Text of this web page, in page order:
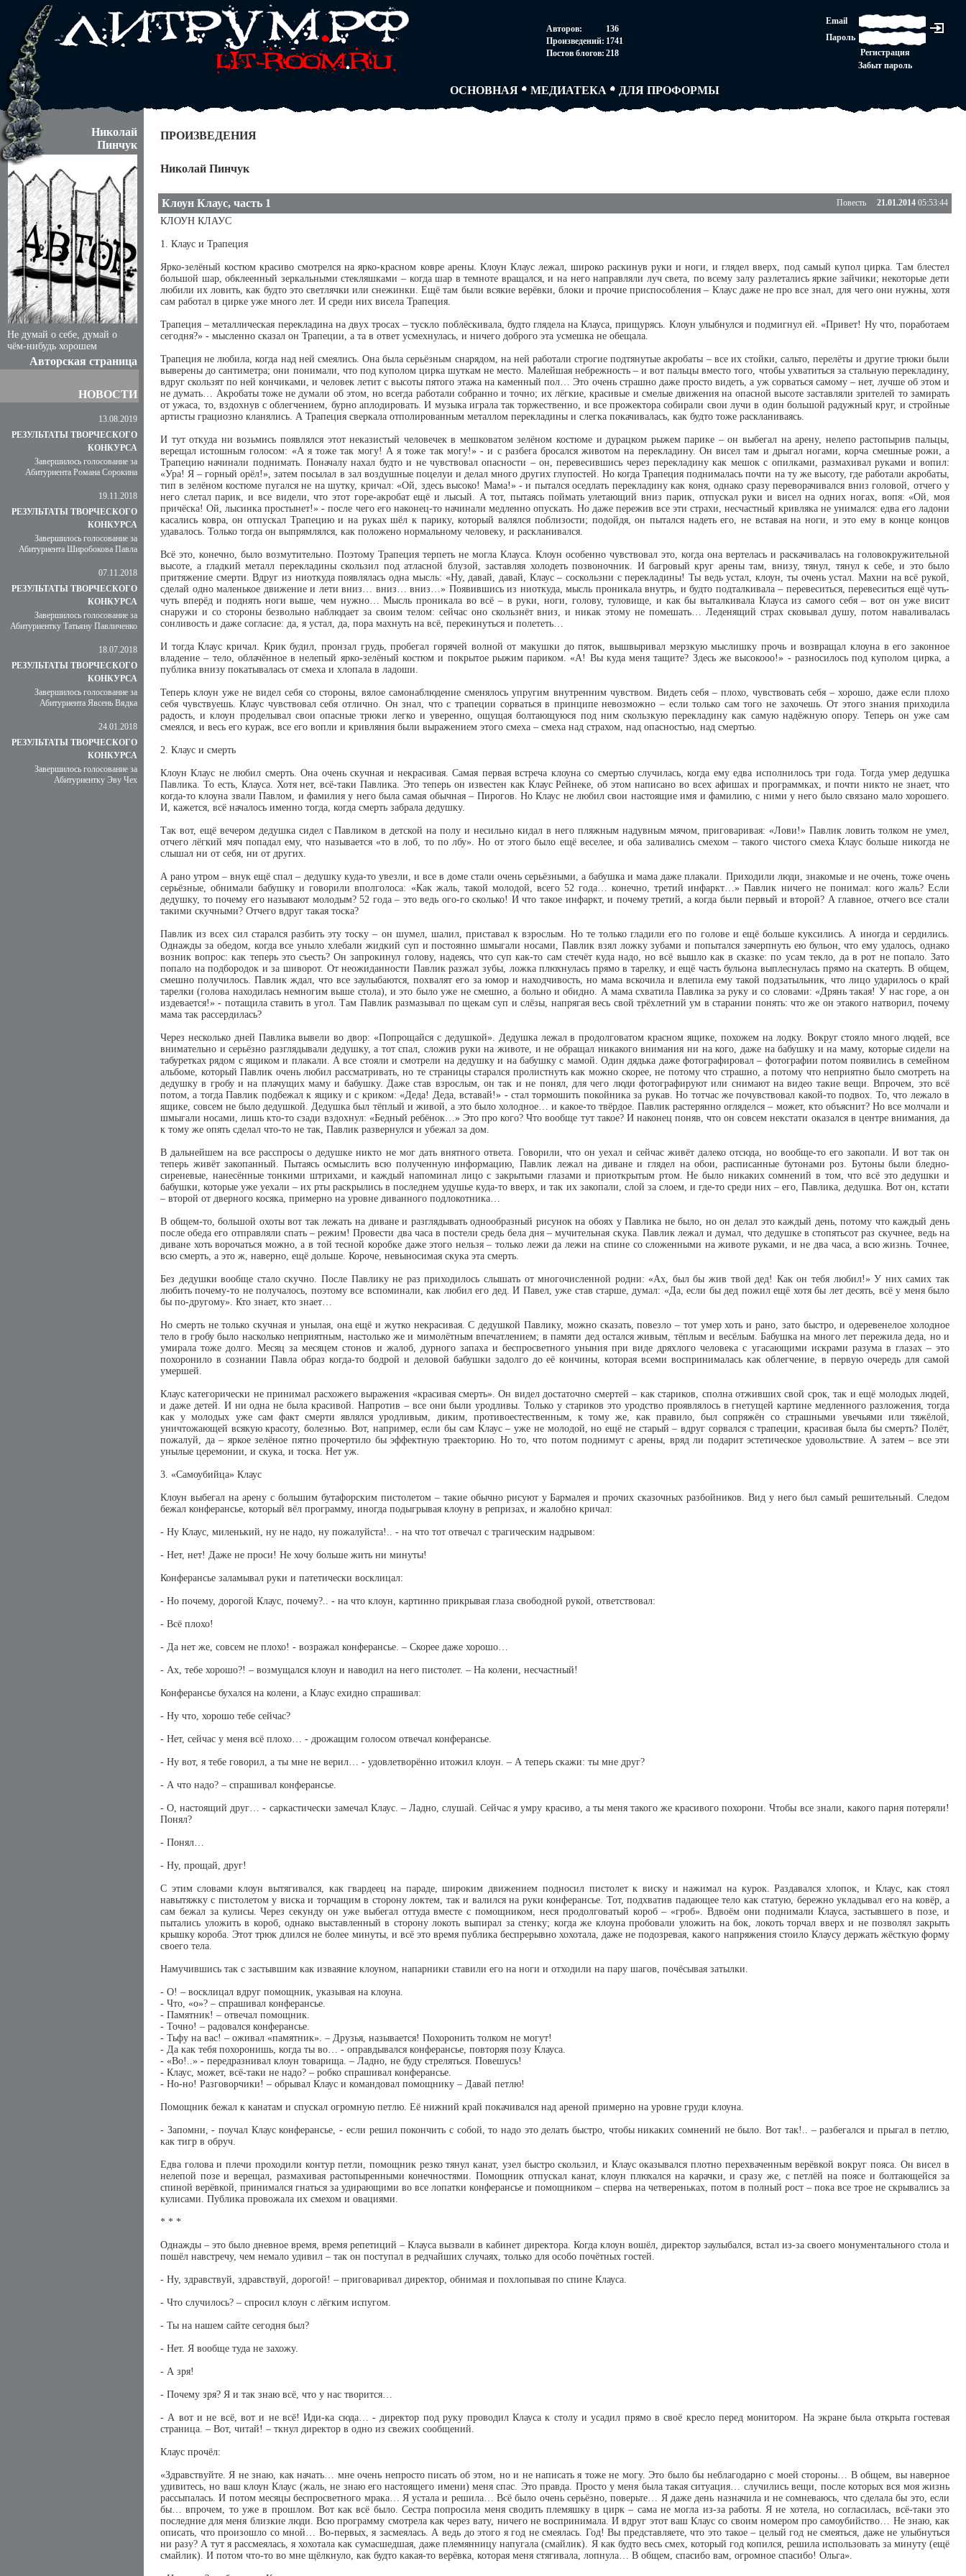
Авторов:
136
Произведений: 1741
Постов блогов: 218
Email
Пароль
Регистрация
Забыт пароль
ОСНОВНАЯ МЕДИАТЕКА
ПАРТНЕРСТВО
ТВОРЧЕСКИЕ ГРУППЫ
ДЛЯ ПРОФОРМЫ
АВТОРСКОЕ ПРАВО
Николай
Пинчук
Не думай о себе, думай о
чём-нибудь хорошем
Авторская страница
НОВОСТИ
13.08.2019
РЕЗУЛЬТАТЫ ТВОРЧЕСКОГО
КОНКУРСА
Завершилось голосование за
Абитуриента Романа Сорокина
19.11.2018
РЕЗУЛЬТАТЫ ТВОРЧЕСКОГО
КОНКУРСА
Завершилось голосование за
Абитуриента Широбокова Павла
07.11.2018
РЕЗУЛЬТАТЫ ТВОРЧЕСКОГО
КОНКУРСА
Завершилось голосование за
Абитуриентку Татьяну Павличенко
18.07.2018
РЕЗУЛЬТАТЫ ТВОРЧЕСКОГО
КОНКУРСА
Завершилось голосование за
Абитуриента Явсень Вядка
24.01.2018
РЕЗУЛЬТАТЫ ТВОРЧЕСКОГО
КОНКУРСА
Завершилось голосование за
Абитуриентку Эву Чех
ПРОИЗВЕДЕНИЯ
Николай Пинчук
Клоун Клаус, часть 1 Повесть 21.01.2014 05:53:44
КЛОУН КЛАУС
1. Клаус и Трапеция
Ярко-зелёный костюм красиво смотрелся на ярко-красном ковре арены. Клоун Клаус лежал, широко раскинув руки и ноги, и глядел вверх, под самый купол цирка. Там блестел
большой шар, обклеенный зеркальными стекляшками – когда шар в темноте вращался, и на него направляли луч света, по всему залу разлетались яркие зайчики; некоторые дети
любили их ловить, как будто это светлячки или снежинки. Ещё там были всякие верёвки, блоки и прочие приспособления – Клаус даже не про все знал, для чего они нужны, хотя
сам работал в цирке уже много лет. И среди них висела Трапеция.
Трапеция – металлическая перекладина на двух тросах – тускло поблёскивала, будто глядела на Клауса, прищурясь. Клоун улыбнулся и подмигнул ей. «Привет! Ну что, поработаем
сегодня?» - мысленно сказал он Трапеции, а та в ответ усмехнулась, и ничего доброго эта усмешка не обещала.
Трапеция не любила, когда над ней смеялись. Она была серьёзным снарядом, на ней работали строгие подтянутые акробаты – все их стойки, сальто, перелёты и другие трюки были
выверены до сантиметра; они понимали, что под куполом цирка шуткам не место. Малейшая небрежность – и вот пальцы вместо того, чтобы ухватиться за стальную перекладину,
вдруг скользят по ней кончиками, и человек летит с высоты пятого этажа на каменный пол… Это очень страшно даже просто видеть, а уж сорваться самому – нет, лучше об этом и
не думать… Акробаты тоже не думали об этом, но всегда работали собранно и точно; их лёгкие, красивые и смелые движения на опасной высоте заставляли зрителей то замирать
от ужаса, то, вздохнув с облегчением, бурно аплодировать. И музыка играла так торжественно, и все прожектора собирали свои лучи в один большой радужный круг, и стройные
артисты грациозно кланялись. А Трапеция сверкала отполированным металлом перекладины и слегка покачивалась, как будто тоже раскланиваясь.
И тут откуда ни возьмись появлялся этот неказистый человечек в мешковатом зелёном костюме и дурацком рыжем парике – он выбегал на арену, нелепо растопырив пальцы,
верещал истошным голосом: «А я тоже так могу! А я тоже так могу!» - и с разбега бросался животом на перекладину. Он висел там и дрыгал ногами, корча смешные рожи, а
Трапецию начинали поднимать. Поначалу нахал будто и не чувствовал опасности – он, перевесившись через перекладину как мешок с опилками, размахивал руками и вопил:
«Ура! Я – горный орёл!», затем посылал в зал воздушные поцелуи и делал много других глупостей. Но когда Трапеция поднималась почти на ту же высоту, где работали акробаты,
тип в зелёном костюме пугался не на шутку, кричал: «Ой, здесь высоко! Мама!» - и пытался оседлать перекладину как коня, однако сразу переворачивался вниз головой, отчего у
него слетал парик, и все видели, что этот горе-акробат ещё и лысый. А тот, пытаясь поймать улетающий вниз парик, отпускал руки и висел на одних ногах, вопя: «Ой, моя
причёска! Ой, лысинка простынет!» - после чего его наконец-то начинали медленно опускать. Но даже пережив все эти страхи, несчастный кривляка не унимался: едва его ладони
касались ковра, он отпускал Трапецию и на руках шёл к парику, который валялся поблизости; подойдя, он пытался надеть его, не вставая на ноги, и это ему в конце концов
удавалось. Только тогда он выпрямлялся, как положено нормальному человеку, и раскланивался.
Всё это, конечно, было возмутительно. Поэтому Трапеция терпеть не могла Клауса. Клоун особенно чувствовал это, когда она вертелась и раскачивалась на головокружительной
высоте, а гладкий металл перекладины скользил под атласной блузой, заставляя холодеть позвоночник. И багровый круг арены там, внизу, тянул, тянул к себе, и это было
притяжение смерти. Вдруг из ниоткуда появлялась одна мысль: «Ну, давай, давай, Клаус – соскользни с перекладины! Ты ведь устал, клоун, ты очень устал. Махни на всё рукой,
сделай одно маленькое движение и лети вниз… вниз… вниз…» Появившись из ниоткуда, мысль проникала внутрь, и будто подталкивала – перевеситься, перевеситься ещё чуть-
чуть вперёд и поднять ноги выше, чем нужно… Мысль проникала во всё – в руки, ноги, голову, туловище, и как бы выталкивала Клауса из самого себя – вот он уже висит
снаружи и со стороны безвольно наблюдает за своим телом: сейчас оно скользнёт вниз, и никак этому не помешать… Леденящий страх сковывал душу, потом наваливалась
сонливость и даже согласие: да, я устал, да, пора махнуть на всё, перекинуться и полететь…
И тогда Клаус кричал. Крик будил, пронзал грудь, пробегал горячей волной от макушки до пяток, вышвыривал мерзкую мыслишку прочь и возвращал клоуна в его законное
владение – тело, облачённое в нелепый ярко-зелёный костюм и покрытое рыжим париком. «А! Вы куда меня тащите? Здесь же высокооо!» - разносилось под куполом цирка, а
публика внизу покатывалась от смеха и хлопала в ладоши.
Теперь клоун уже не видел себя со стороны, вялое самонаблюдение сменялось упругим внутренним чувством. Видеть себя – плохо, чувствовать себя – хорошо, даже если плохо
себя чувствуешь. Клаус чувствовал себя отлично. Он знал, что с трапеции сорваться в принципе невозможно – если только сам того не захочешь. От этого знания приходила
радость, и клоун проделывал свои опасные трюки легко и уверенно, ощущая болтающуюся под ним скользкую перекладину как самую надёжную опору. Теперь он уже сам
смеялся, и весь его кураж, все его вопли и кривляния были выражением этого смеха – смеха над страхом, над опасностью, над смертью.
2. Клаус и смерть
Клоун Клаус не любил смерть. Она очень скучная и некрасивая. Самая первая встреча клоуна со смертью случилась, когда ему едва исполнилось три года. Тогда умер дедушка
Павлика. То есть, Клауса. Хотя нет, всё-таки Павлика. Это теперь он известен как Клаус Рейнеке, об этом написано во всех афишах и программках, и почти никто не знает, что
когда-то клоуна звали Павлом, и фамилия у него была самая обычная – Пирогов. Но Клаус не любил свои настоящие имя и фамилию, с ними у него было связано мало хорошего.
И, кажется, всё началось именно тогда, когда смерть забрала дедушку.
Так вот, ещё вечером дедушка сидел с Павликом в детской на полу и несильно кидал в него пляжным надувным мячом, приговаривая: «Лови!» Павлик ловить толком не умел,
отчего лёгкий мяч попадал ему, что называется «то в лоб, то по лбу». Но от этого было ещё веселее, и оба заливались смехом – такого чистого смеха Клаус больше никогда не
слышал ни от себя, ни от других.
А рано утром – внук ещё спал – дедушку куда-то увезли, и все в доме стали очень серьёзными, а бабушка и мама даже плакали. Приходили люди, знакомые и не очень, тоже очень
серьёзные, обнимали бабушку и говорили вполголоса: «Как жаль, такой молодой, всего 52 года… конечно, третий инфаркт…» Павлик ничего не понимал: кого жаль? Если
дедушку, то почему его называют молодым? 52 года – это ведь ого-го сколько! И что такое инфаркт, и почему третий, а когда были первый и второй? А главное, отчего все стали
такими скучными? Отчего вдруг такая тоска?
Павлик из всех сил старался разбить эту тоску – он шумел, шалил, приставал к взрослым. Но те только гладили его по голове и ещё больше куксились. А иногда и сердились.
Однажды за обедом, когда все уныло хлебали жидкий суп и постоянно шмыгали носами, Павлик взял ложку зубами и попытался зачерпнуть ею бульон, что ему удалось, однако
возник вопрос: как теперь это съесть? Он запрокинул голову, надеясь, что суп как-то сам стечёт куда надо, но всё вышло как в сказке: по усам текло, да в рот не попало. Зато
попало на подбородок и за шиворот. От неожиданности Павлик разжал зубы, ложка плюхнулась прямо в тарелку, и ещё часть бульона выплеснулась прямо на скатерть. В общем,
смешно получилось. Павлик ждал, что все заулыбаются, похвалят его за юмор и находчивость, но мама вскочила и влепила ему такой подзатыльник, что лицо ударилось о край
тарелки (голова находилась немногим выше стола), и это было уже не смешно, а больно и обидно. А мама схватила Павлика за руку и со словами: «Дрянь такая! У нас горе, а он
издевается!» - потащила ставить в угол. Там Павлик размазывал по щекам суп и слёзы, напрягая весь свой трёхлетний ум в старании понять: что же он этакого натворил, почему
мама так рассердилась?
Через несколько дней Павлика вывели во двор: «Попрощайся с дедушкой». Дедушка лежал в продолговатом красном ящике, похожем на лодку. Вокруг стояло много людей, все
внимательно и серьёзно разглядывали дедушку, а тот спал, сложив руки на животе, и не обращал никакого внимания ни на кого, даже на бабушку и на маму, которые сидели на
табуретках рядом с ящиком и плакали. А все стояли и смотрели на дедушку и на бабушку с мамой. Один дядька даже фотографировал – фотографии потом появились в семейном
альбоме, который Павлик очень любил рассматривать, но те страницы старался пролистнуть как можно скорее, не потому что страшно, а потому что неприятно было смотреть на
дедушку в гробу и на плачущих маму и бабушку. Даже став взрослым, он так и не понял, для чего люди фотографируют или снимают на видео такие вещи. Впрочем, это всё
потом, а тогда Павлик подбежал к ящику и с криком: «Деда! Деда, вставай!» - стал тормошить покойника за рукав. Но тотчас же почувствовал какой-то подвох. То, что лежало в
ящике, совсем не было дедушкой. Дедушка был тёплый и живой, а это было холодное… и какое-то твёрдое. Павлик растерянно огляделся – может, кто объяснит? Но все молчали и
шмыгали носами, лишь кто-то сзади вздохнул: «Бедный ребёнок…» Это про кого? Что вообще тут такое? И наконец поняв, что он совсем некстати оказался в центре внимания, да
к тому же опять сделал что-то не так, Павлик развернулся и убежал за дом.
В дальнейшем на все расспросы о дедушке никто не мог дать внятного ответа. Говорили, что он уехал и сейчас живёт далеко отсюда, но вообще-то его закопали. И вот так он
теперь живёт закопанный. Пытаясь осмыслить всю полученную информацию, Павлик лежал на диване и глядел на обои, расписанные бутонами роз. Бутоны были бледно-
сиреневые, нанесённые тонкими штрихами, и каждый напоминал лицо с закрытыми глазами и приоткрытым ртом. Не было никаких сомнений в том, что всё это дедушки и
бабушки, которые уже уехали – их рты раскрылись в последнем удушье куда-то вверх, и так их закопали, слой за слоем, и где-то среди них – его, Павлика, дедушка. Вот он, кстати
– второй от дверного косяка, примерно на уровне диванного подлокотника…
В общем-то, большой охоты вот так лежать на диване и разглядывать однообразный рисунок на обоях у Павлика не было, но он делал это каждый день, потому что каждый день
после обеда его отправляли спать – режим! Провести два часа в постели средь бела дня – мучительная скука. Павлик лежал и думал, что дедушке в стопятьсот раз скучнее, ведь на
диване хоть ворочаться можно, а в той тесной коробке даже этого нельзя – только лежи да лежи на спине со сложенными на животе руками, и не два часа, а всю жизнь. Точнее,
всю смерть, а это ж, наверно, ещё дольше. Короче, невыносимая скука эта смерть.
Без дедушки вообще стало скучно. После Павлику не раз приходилось слышать от многочисленной родни: «Ах, был бы жив твой дед! Как он тебя любил!» У них самих так
любить почему-то не получалось, поэтому все вспоминали, как любил его дед. И Павел, уже став старше, думал: «Да, если бы дед пожил ещё хотя бы лет десять, всё у меня было
бы по-другому». Кто знает, кто знает…
Но смерть не только скучная и унылая, она ещё и жутко некрасивая. С дедушкой Павлику, можно сказать, повезло – тот умер хоть и рано, зато быстро, и одеревенелое холодное
тело в гробу было насколько неприятным, настолько же и мимолётным впечатлением; в памяти дед остался живым, тёплым и весёлым. Бабушка на много лет пережила деда, но и
умирала тоже долго. Месяц за месяцем стонов и жалоб, дурного запаха и беспросветного уныния при виде дряхлого человека с угасающими искрами разума в глазах – это
похоронило в сознании Павла образ когда-то бодрой и деловой бабушки задолго до её кончины, которая всеми воспринималась как облегчение, в первую очередь для самой
умершей.
Клаус категорически не принимал расхожего выражения «красивая смерть». Он видел достаточно смертей – как стариков, сполна отживших свой срок, так и ещё молодых людей,
и даже детей. И ни одна не была красивой. Напротив – все они были уродливы. Только у стариков это уродство проявлялось в гнетущей картине медленного разложения, тогда
как у молодых уже сам факт смерти являлся уродливым, диким, противоестественным, к тому же, как правило, был сопряжён со страшными увечьями или тяжёлой,
уничтожающей всякую красоту, болезнью. Вот, например, если бы сам Клаус – уже не молодой, но ещё не старый – вдруг сорвался с трапеции, красивая была бы смерть? Полёт,
пожалуй, да – яркое зелёное пятно прочертило бы эффектную траекторию. Но то, что потом поднимут с арены, вряд ли подарит эстетическое удовольствие. А затем – все эти
унылые церемонии, и скука, и тоска. Нет уж.
3. «Самоубийца» Клаус
Клоун выбегал на арену с большим бутафорским пистолетом – такие обычно рисуют у Бармалея и прочих сказочных разбойников. Вид у него был самый решительный. Следом
бежал конферансье, который вёл программу, иногда подыгрывая клоуну в репризах, и жалобно кричал:
- Ну Клаус, миленький, ну не надо, ну пожалуйста!.. - на что тот отвечал с трагическим надрывом:
- Нет, нет! Даже не проси! Не хочу больше жить ни минуты!
Конферансье заламывал руки и патетически восклицал:
- Но почему, дорогой Клаус, почему?.. - на что клоун, картинно прикрывая глаза свободной рукой, ответствовал:
- Всё плохо!
- Да нет же, совсем не плохо! - возражал конферансье. – Скорее даже хорошо…
- Ах, тебе хорошо?! – возмущался клоун и наводил на него пистолет. – На колени, несчастный!
Конферансье бухался на колени, а Клаус ехидно спрашивал:
- Ну что, хорошо тебе сейчас?
- Нет, сейчас у меня всё плохо… - дрожащим голосом отвечал конферансье.
- Ну вот, я тебе говорил, а ты мне не верил… - удовлетворённо итожил клоун. – А теперь скажи: ты мне друг?
- А что надо? – спрашивал конферансье.
- О, настоящий друг… - саркастически замечал Клаус. – Ладно, слушай. Сейчас я умру красиво, а ты меня такого же красивого похорони. Чтобы все знали, какого парня потеряли!
Понял?
- Понял…
- Ну, прощай, друг!
С этим словами клоун вытягивался, как гвардеец на параде, широким движением подносил пистолет к виску и нажимал на курок. Раздавался хлопок, и Клаус, как стоял
навытяжку с пистолетом у виска и торчащим в сторону локтем, так и валился на руки конферансье. Тот, подхватив падающее тело как статую, бережно укладывал его на ковёр, а
сам бежал за кулисы. Через секунду он уже выбегал оттуда вместе с помощником, неся продолговатый короб – «гроб». Вдвоём они поднимали Клауса, застывшего в позе, и
пытались уложить в короб, однако выставленный в сторону локоть выпирал за стенку; когда же клоуна пробовали уложить на бок, локоть торчал вверх и не позволял закрыть
крышку короба. Этот трюк длился не более минуты, и всё это время публика беспрерывно хохотала, даже не подозревая, какого напряжения стоило Клаусу держать жёсткую форму
своего тела.
Намучившись так с застывшим как изваяние клоуном, напарники ставили его на ноги и отходили на пару шагов, почёсывая затылки.
- О! – восклицал вдруг помощник, указывая на клоуна.
- Что, «о»? – спрашивал конферансье.
- Памятник! – отвечал помощник.
- Точно! – радовался конферансье.
- Тьфу на вас! – оживал «памятник». – Друзья, называется! Похоронить толком не могут!
- Да как тебя похоронишь, когда ты во… - оправдывался конферансье, повторяя позу Клауса.
- «Во!..» - передразнивал клоун товарища. – Ладно, не буду стреляться. Повешусь!
- Клаус, может, всё-таки не надо? – робко спрашивал конферансье.
- Но-но! Разговорчики! – обрывал Клаус и командовал помощнику – Давай петлю!
Помощник бежал к канатам и спускал огромную петлю. Её нижний край покачивался над ареной примерно на уровне груди клоуна.
- Запомни, - поучал Клаус конферансье, - если решил покончить с собой, то надо это делать быстро, чтобы никаких сомнений не было. Вот так!.. – разбегался и прыгал в петлю,
как тигр в обруч.
Едва голова и плечи проходили контур петли, помощник резко тянул канат, узел быстро скользил, и Клаус оказывался плотно перехваченным верёвкой вокруг пояса. Он висел в
нелепой позе и верещал, размахивая растопыренными конечностями. Помощник отпускал канат, клоун плюхался на карачки, и сразу же, с петлёй на поясе и болтающейся за
спиной верёвкой, принимался гнаться за удирающими во все лопатки конферансье и помощником – сперва на четвереньках, потом в полный рост – пока все трое не скрывались за
кулисами. Публика провожала их смехом и овациями.
* * *
Однажды – это было дневное время, время репетиций – Клауса вызвали в кабинет директора. Когда клоун вошёл, директор заулыбался, встал из-за своего монументального стола и
пошёл навстречу, чем немало удивил – так он поступал в редчайших случаях, только для особо почётных гостей.
- Ну, здравствуй, здравствуй, дорогой! – приговаривал директор, обнимая и похлопывая по спине Клауса.
- Что случилось? – спросил клоун с лёгким испугом.
- Ты на нашем сайте сегодня был?
- Нет. Я вообще туда не захожу.
- А зря!
- Почему зря? Я и так знаю всё, что у нас творится…
- А вот и не всё, вот и не всё! Иди-ка сюда… - директор под руку проводил Клауса к столу и усадил прямо в своё кресло перед монитором. На экране была открыта гостевая
страница. – Вот, читай! – ткнул директор в одно из свежих сообщений.
Клаус прочёл:
«Здравствуйте. Я не знаю, как начать… мне очень непросто писать об этом, но и не написать я тоже не могу. Это было бы неблагодарно с моей стороны… В общем, вы наверное
удивитесь, но ваш клоун Клаус (жаль, не знаю его настоящего имени) меня спас. Это правда. Просто у меня была такая ситуация… случились вещи, после которых вся моя жизнь
рассыпалась. И потом месяцы беспросветного мрака… Я устала и решила… Всё было очень серьёзно, поверьте… Я даже день назначила и не сомневаюсь, что сделала бы это, если
бы… впрочем, то уже в прошлом. Вот как всё было. Сестра попросила меня сводить племяшку в цирк – сама не могла из-за работы. Я не хотела, но согласилась, всё-таки это
последние для меня близкие люди. Всю программу смотрела как через вату, ничего не воспринимала. И вдруг этот ваш Клаус со своим номером про самоубийство… Не знаю, как
описать, что произошло со мной… Во-первых, я засмеялась. А ведь до этого я год не смеялась. Год! Вы представляете, что это такое – целый год не смеяться, даже не улыбнуться
ни разу? А тут я рассмеялась, я хохотала как сумасшедшая, даже племянницу напугала (смайлик). Я как будто весь смех, который год копился, решила использовать за минуту (ещё
смайлик). И потом что-то во мне щёлкнуло, как будто какая-то верёвка, которая меня стягивала, лопнула… В общем, спасибо вам, огромное спасибо! Ольга».